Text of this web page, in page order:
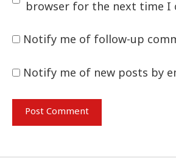
browser for the next time I
Notify me of follow-up
Notify me of new posts by